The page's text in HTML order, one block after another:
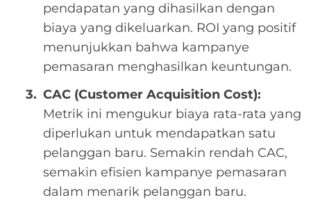
pendapatan yang dihasilkan dengan
biaya yang dikeluarkan. ROI yang positif
menunjukkan bahwa kampanye
pemasaran menghasilkan keuntungan.
CAC (Customer Acquisition Cost):
Metrik ini mengukur biaya rata-rata yang
diperlukan untuk mendapatkan satu
pelanggan baru. Semakin rendah CAC,
semakin efisien kampanye pemasaran
dalam menarik pelanggan baru.